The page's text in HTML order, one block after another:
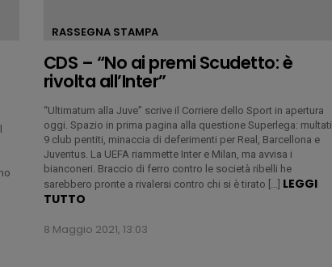
RASSEGNA STAMPA
CDS – “No ai premi Scudetto: è
rivolta all’Inter”
“Ultimatum alla Juve” scrive il Corriere dello Sport in apertura
oggi. Spazio in prima pagina alla questione Superlega: multati
9 club pentiti, minaccia di deferimenti per Real, Barcellona e
Juventus. La UEFA riammette Inter e Milan, ma avvisa i
bianconeri. Braccio di ferro contro le società ribelli he
sarebbero pronte a rivalersi contro chi si è tirato […] LEGGI
TUTTO
8 Maggio 2021, 13:03